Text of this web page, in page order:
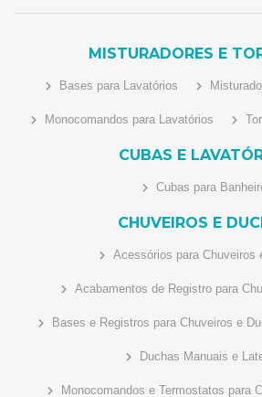
MISTURADORES E
Bases para Lavatórios
Monocomandos para Lavatórios
CUBAS E
Cubas para
CHUVEIROS E
Acessórios para Chuveiros
Acabamentos de Registro para
Bases e Registros para Chuveiros e
Duchas Manuais e
Monocomandos e Termostatos para